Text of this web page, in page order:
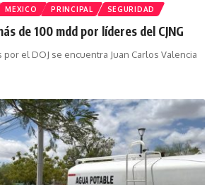
MEXICO PRINCIPAL SEGURIDAD
de 100 mdd por líderes del CJNG
el DOJ se encuentra Juan Carlos Valencia